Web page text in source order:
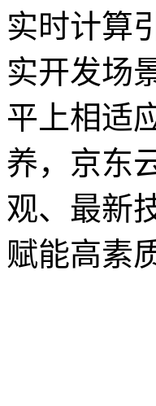
实时计算
实开发场
平上相适
养，京东
观、最新
赋能高素